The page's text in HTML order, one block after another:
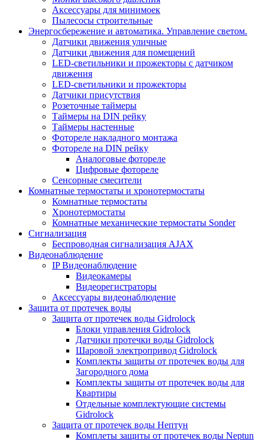
Аксессуары для минимоек
Пылесосы строительные
Энергосбережение и автоматика. Управление светом.
Датчики движения уличные
Датчики движения для помещений
LED-светильники и прожекторы с датчиком
движения
LED-светильники и прожекторы
Датчики присутствия
Розеточные таймеры
Таймеры на DIN рейку
Таймеры настенные
Фотореле накладного монтажа
Фотореле на DIN рейку
Аналоговые фотореле
Цифровые фотореле
Сенсорные смесители
Комнатные термостаты и хронотермостаты
Комнатные термостаты
Хронотермостаты
Комнатные механические термостаты Sonder
Сигнализация
Беспроводная сигнализация AJAX
Видеонаблюдение
IP Видеонаблюдение
Видеокамеры
Видеорегистраторы
Аксессуары видеонаблюдение
Защита от протечек воды
Защита от протечек воды Gidrolock
Блоки управления Gidrolock
Датчики протечки воды Gidrolock
Шаровой электропривод Gidrolock
Комплекты защиты от протечек воды для
Загородного дома
Комплекты защиты от протечек воды для
Квартиры
Отдельные комплектующие системы
Gidrolock
Защита от протечек воды Нептун
Комплеты защиты от протечек воды Neptun